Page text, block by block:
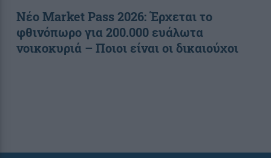
Νέο Market Pass 2026: Έρχεται το
φθινόπωρο για 200.000 ευάλωτα
νοικοκυριά – Ποιοι είναι οι δικαιούχοι